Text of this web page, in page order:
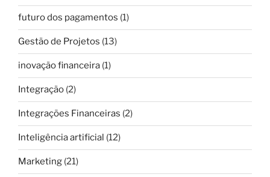
futuro dos pagamentos (1)
Gestão de Projetos (13)
inovação financeira (1)
Integração (2)
Integrações Financeiras (2)
Inteligência artificial (12)
Marketing (21)